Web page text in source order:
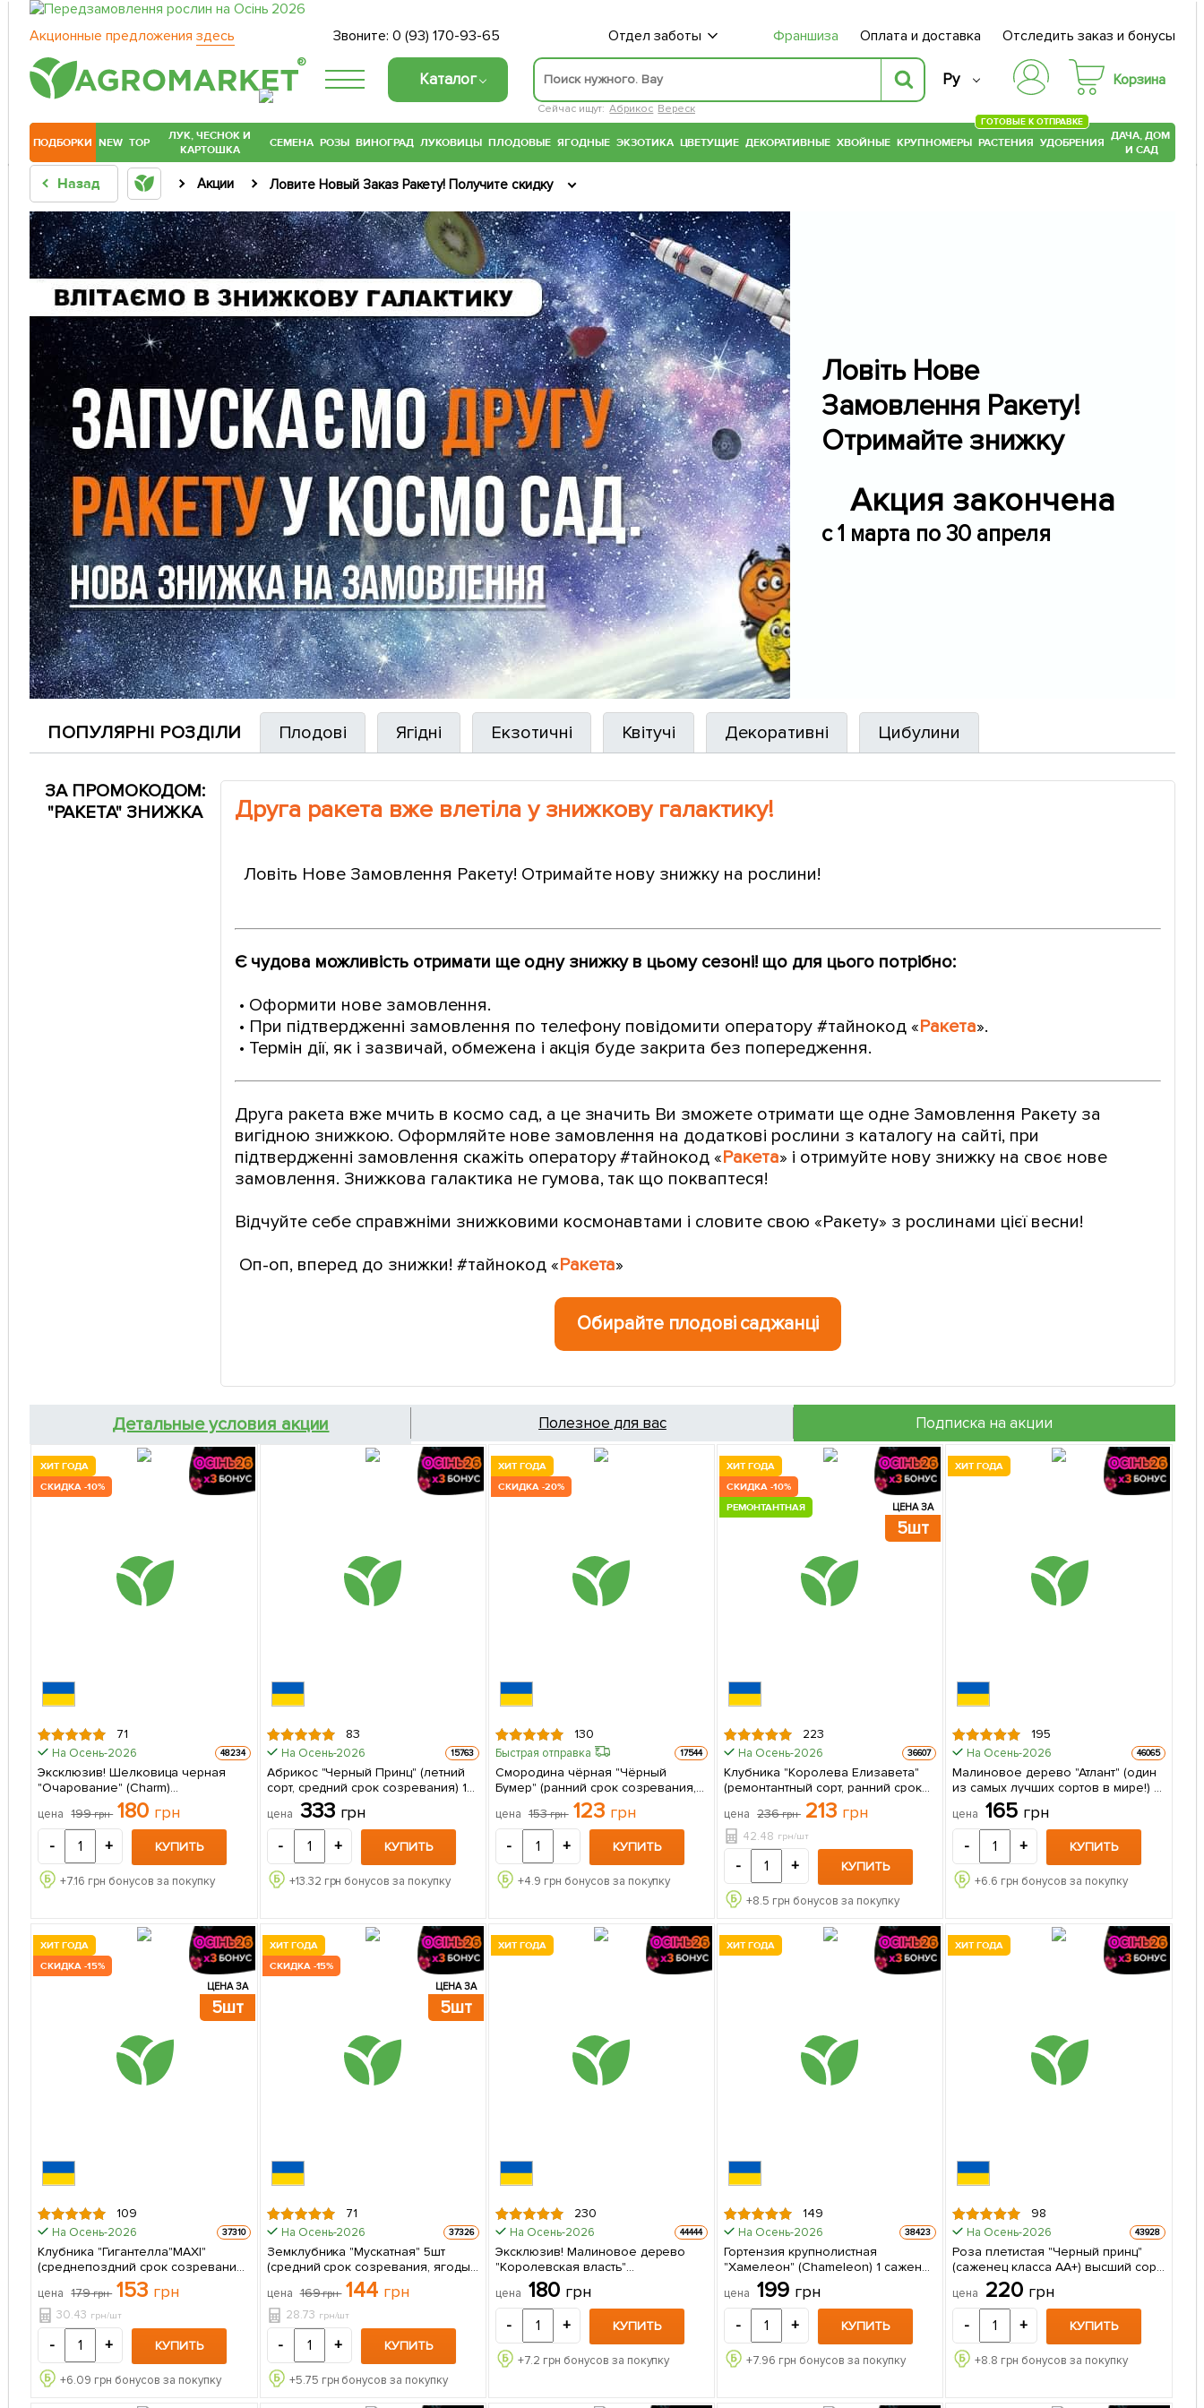
Акционные предложения здесь Звоните:0 (93) 170-93-65 Отдел заботы Франшиза Оплата и доставка Отследить заказ и бонусы
®
Каталог
Сейчас ищут: Абрикос Вереск
Ру Корзина
ПОДБОРКИ NEW TOP
ЛУК, ЧЕСНОК И
КАРТОШКА
СЕМЕНА РОЗЫ ВИНОГРАД ЛУКОВИЦЫ ПЛОДОВЫЕ ЯГОДНЫЕ ЭКЗОТИКА ЦВЕТУЩИЕ ДЕКОРАТИВНЫЕ ХВОЙНЫЕ КРУПНОМЕРЫ РАСТЕНИЯ
ГОТОВЫЕ К ОТПРАВКЕ
УДОБРЕНИЯ ДАЧА, ДОМ
И САД
Назад Акции Ловите Новый Заказ Ракету! Получите скидку
Ловіть Нове
Замовлення Ракету!
Отримайте знижку
Акция закончена
c 1 марта по 30 апреля
ПОПУЛЯРНІ РОЗДІЛИ Плодові Ягідні Екзотичні Квітучі Декоративні Цибулини
ЗА ПРОМОКОДОМ:
"РАКЕТА" ЗНИЖКА
Друга ракета вже влетіла у знижкову галактику!
Ловіть Нове Замовлення Ракету! Отримайте нову знижку на рослини!
Є чудова можливість отримати ще одну знижку в цьому сезоні! що для цього потрібно:
• Оформити нове замовлення.
• При підтвердженні замовлення по телефону повідомити оператору #тайнокод «Ракета».
• Термін дії, як і зазвичай, обмежена і акція буде закрита без попередження.
Друга ракета вже мчить в космо сад, а це значить Ви зможете отримати ще одне Замовлення Ракету за
вигідною знижкою. Оформляйте нове замовлення на додаткові рослини з каталогу на сайті, при
підтвердженні замовлення скажіть оператору #тайнокод «Ракета» і отримуйте нову знижку на своє нове
замовлення. Знижкова галактика не гумова, так що покваптеся!
Відчуйте себе справжніми знижковими космонавтами і словите свою «Ракету» з рослинами цієї весни!
Оп-оп, вперед до знижки! #тайнокод «Ракета»
Обирайте плодові саджанці
Детальные условия акции Полезное для вас Подписка на акции
ХИТ ГОДА
СКИДКА -10%
71
На Осень-2026 48234
Эксклюзив! Шелковица черная
"Очарование" (Charm)
(премиальный крупноплодный
сорт, болезнеустойчивая) 1
саженец в упаковке
цена 199грн 180 грн
- + КУПИТЬ
+7.16 грн бонусов за покупку
83
На Осень-2026 15763
Абрикос "Черный Принц" (летний
сорт, средний срок созревания) 1
саженец в упаковке
цена 333 грн
- + КУПИТЬ
+13.32 грн бонусов за покупку
ХИТ ГОДА
СКИДКА -20%
130
Быстрая отправка 17544
Смородина чёрная "Чёрный
Бумер" (ранний срок созревания,
вкус один из лучших среди
крупноплодных) 1 саженец в
упаковке
цена 153грн 123 грн
- + КУПИТЬ
+4.9 грн бонусов за покупку
ЦЕНА ЗА
5шт
ХИТ ГОДА
СКИДКА -10%
РЕМОНТАНТНАЯ
223
На Осень-2026 36607
Клубника "Королева Елизавета"
(ремонтантный сорт, ранний срок
созревания) 5 шт в упаковке
цена 236грн 213 грн
42.48 грн/шт
- + КУПИТЬ
+8.5 грн бонусов за покупку
ХИТ ГОДА
195
На Осень-2026 46065
Малиновое дерево "Атлант" (один
из самых лучших сортов в мире!) 1
шт в упаковке
цена 165 грн
- + КУПИТЬ
+6.6 грн бонусов за покупку
ЦЕНА ЗА
5шт
ХИТ ГОДА
СКИДКА -15%
109
На Осень-2026 37310
Клубника "Гигантелла"MAXI"
(среднепоздний срок созревания,
крупноплодный сорт) 5 шт в
упаковке
цена 179грн 153 грн
30.43 грн/шт
- + КУПИТЬ
+6.09 грн бонусов за покупку
ЦЕНА ЗА
5шт
ХИТ ГОДА
СКИДКА -15%
71
На Осень-2026 37326
Земклубника "Мускатная" 5шт
(средний срок созревания, ягоды
не подвержены гниению)
цена 169грн 144 грн
28.73 грн/шт
- + КУПИТЬ
+5.75 грн бонусов за покупку
ХИТ ГОДА
230
На Осень-2026 44444
Эксклюзив! Малиновое дерево
"Королевская власть"
(премиальный сорт) 1 шт в
упаковке
цена 180 грн
- + КУПИТЬ
+7.2 грн бонусов за покупку
ХИТ ГОДА
149
На Осень-2026 38423
Гортензия крупнолистная
"Хамелеон" (Chameleon) 1 саженец
в упаковке
цена 199 грн
- + КУПИТЬ
+7.96 грн бонусов за покупку
ХИТ ГОДА
98
На Осень-2026 43928
Роза плетистая "Черный принц"
(саженец класса АА+) высший сорт
1 шт в упаковке
цена 220 грн
- + КУПИТЬ
+8.8 грн бонусов за покупку